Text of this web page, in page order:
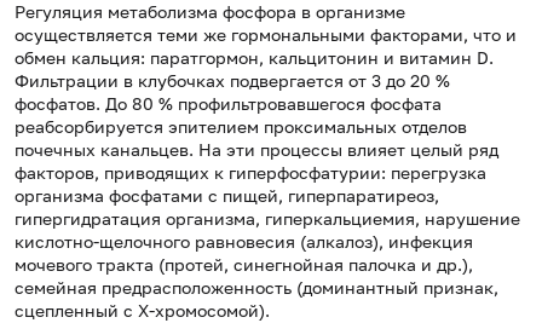
Регуляция метаболизма фосфора в организме
осуществляется теми же гормональными факторами, что и
обмен кальция: паратгормон, кальцитонин и витамин D.
Фильтрации в клубочках подвергается от 3 до 20 %
фосфатов. До 80 % профильтровавшегося фосфата
реабсорбируется эпителием проксимальных отделов
почечных канальцев. На эти процессы влияет целый ряд
факторов, приводящих к гиперфосфатурии: перегрузка
организма фосфатами с пищей, гиперпаратиреоз,
гипергидратация организма, гиперкальциемия, нарушение
кислотно-щелочного равновесия (алкалоз), инфекция
мочевого тракта (протей, синегнойная палочка и др.),
семейная предрасположенность (доминантный признак,
сцепленный с X-хромосомой).